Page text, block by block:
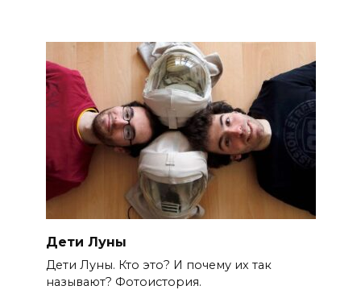
Дети Луны
Дети Луны. Кто это? И почему их так
называют? Фотоистория.